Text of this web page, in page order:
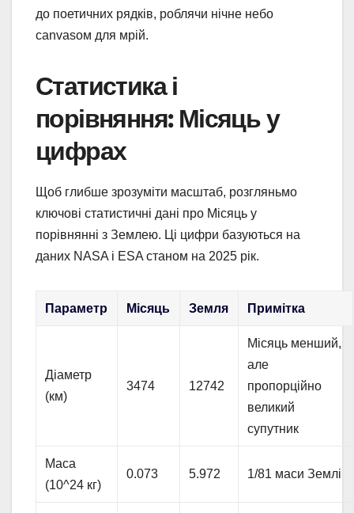
до поетичних рядків, роблячи нічне небо
canvasом для мрій.
Статистика і
порівняння: Місяць у
цифрах
Щоб глибше зрозуміти масштаб, розгляньмо
ключові статистичні дані про Місяць у
порівнянні з Землею. Ці цифри базуються на
даних NASA і ESA станом на 2025 рік.
Параметр Місяць Земля Примітка
Діаметр
(км)
3474 12742
Місяць менший,
але
пропорційно
великий
супутник
Маса
(10^24 кг)
0.073 5.972 1/81 маси Землі